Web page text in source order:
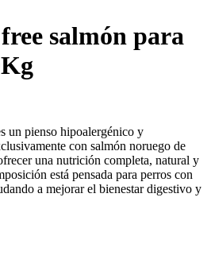
salmón para
un pienso hipoalergénico y
con salmón noruego de
una nutrición completa, natural y
está pensada para perros con
a mejorar el bienestar digestivo y